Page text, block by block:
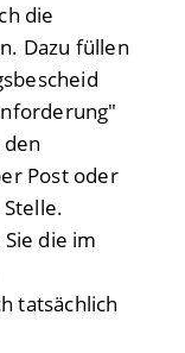
die
Dazu füllen
Post oder
die im
tatsächlich